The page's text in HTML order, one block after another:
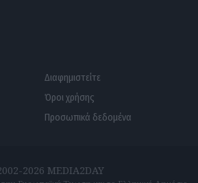
Διαφημιστείτε
Όροι χρήσης
Προσωπικά δεδομένα
2026 MEDIA2DAY